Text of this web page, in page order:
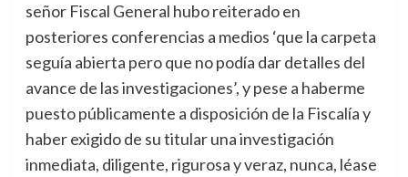
señor Fiscal General hubo reiterado en
posteriores conferencias a medios ‘que la carpeta
seguía abierta pero que no podía dar detalles del
avance de las investigaciones’, y pese a haberme
puesto públicamente a disposición de la Fiscalía y
haber exigido de su titular una investigación
inmediata, diligente, rigurosa y veraz, nunca, léase